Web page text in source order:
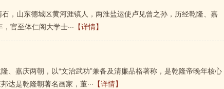
，山东德城区黄河涯镇人，两淮盐运使卢见曾之孙，历经乾隆、嘉
官至体仁阁大学士··· 【详情】
、嘉庆两朝，以“文治武功”兼备及清廉品格著称，是乾隆帝晚年核心
达是乾隆朝著名画家，董··· 【详情】